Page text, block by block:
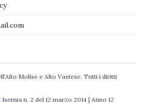
Molise e Alto Vastese. Tutti i diritti
n. 2 del 12 marzo 2014 | Anno 12